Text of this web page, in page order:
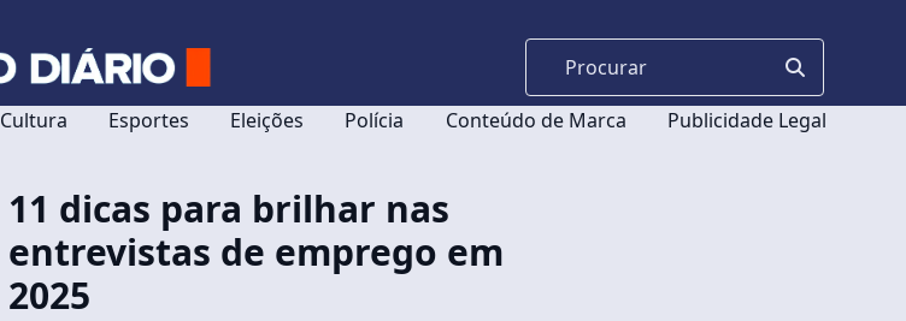
Cultura Esportes Eleições Polícia Conteúdo de Marca Publicidade Legal
11 dicas para brilhar nas
entrevistas de emprego em
2025